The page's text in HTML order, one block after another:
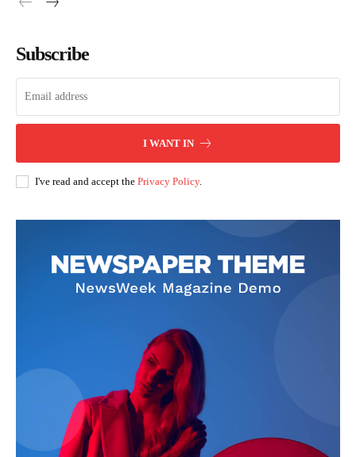
Subscribe
I WANT IN
I've read and accept the Privacy Policy.